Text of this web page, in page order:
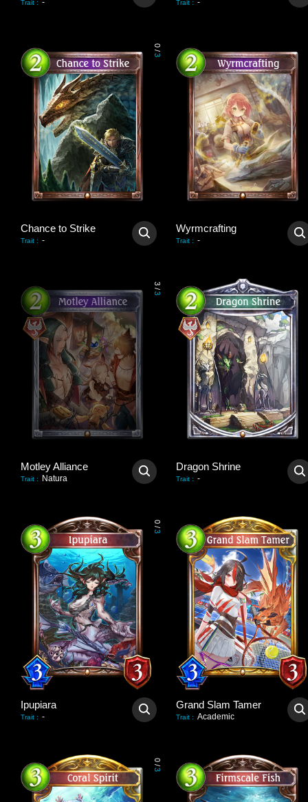
Trait : - Trait : -
0
/
3
Chance to Strike
Trait : -
Wyrmcrafting
Trait : -
3
/
3
Motley Alliance
Trait : Natura
Dragon Shrine
Trait : -
0
/
3
Ipupiara
Trait : -
Grand Slam Tamer
Trait : Academic
0
/
3